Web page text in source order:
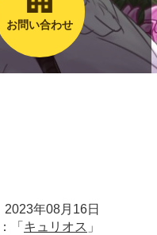
お問い合わせ
年08月16日
「 キュリオス 」